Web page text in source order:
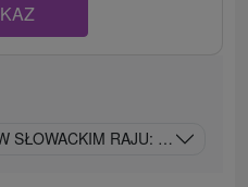
SŁOWACKIM RAJU: DZIECI